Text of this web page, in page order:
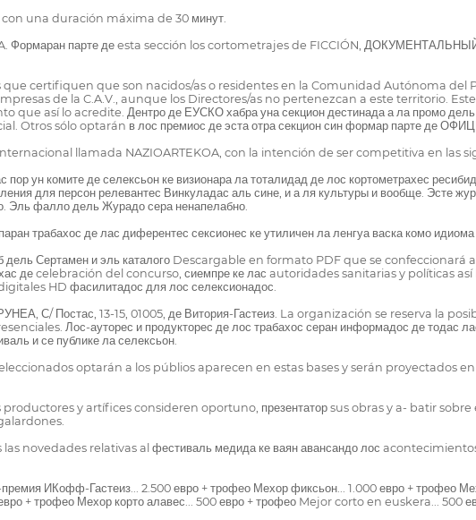
una duración máxima de 30 минут.
Формаран парте де esta sección los cortometrajes de FICCIÓN,
certifiquen que son nacidos/as o residentes en la Comunidad Autónoma del
de la C.A.V., aunque los Directores/as no pertenezcan a este territorio.
así lo acredite. Дентро де ЕУСКО хабра уна секцион дестинада а ла промо дель
Otros sólo optarán в лос премиос де эста отра секцион син формар парте де
llamada NAZIOARTEKOA, con la intención de ser competitiva en las
ун комите де селексьон ке визионара ла тоталидад де лос кортометрахес
персон релевантес Винкуладас аль сине, и а ля культуры и вообще. Эсте
Эль фалло дель Журадо сера ненапелабно.
трабахос де лас диферентес сексионес ке утиличен ла ленгуа васка комо идиома
дель Сертамен и эль каталого Descargable en formato PDF que se
де celebración del concurso, сиемпре ке лас autoridades sanitarias y políticas
HD фасилитадос для лос селексионадос.
С/ Постас, 13-15, 01005, де Витория-Гастеиз. La organización se reserva la
Лос-ауторес и продукторес де лос трабахос серан информадос де тодас лас
и се публике ла селексьон.
optarán a los públios aparecen en estas bases y serán proyectados
y artífices consideren oportuno, презентатор sus obras y a- batir sobre
las novedades relativas al фестиваль медида ке ваян авансандо лос
ИКофф-Гастеиз... 2.500 евро + трофео Мехор фиксьон... 1.000 евро + трофео
+ трофео Мехор корто алавес... 500 евро + трофео Mejor corto en euskera... 500